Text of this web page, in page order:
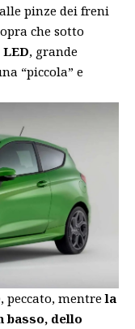
pinze dei freni
che sotto
, grande
“piccola” e
peccato, mentrela
basso, dello